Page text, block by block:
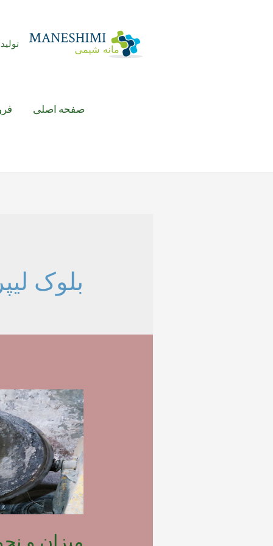
صفحه اصلی
بلوک لیپر
میزان و